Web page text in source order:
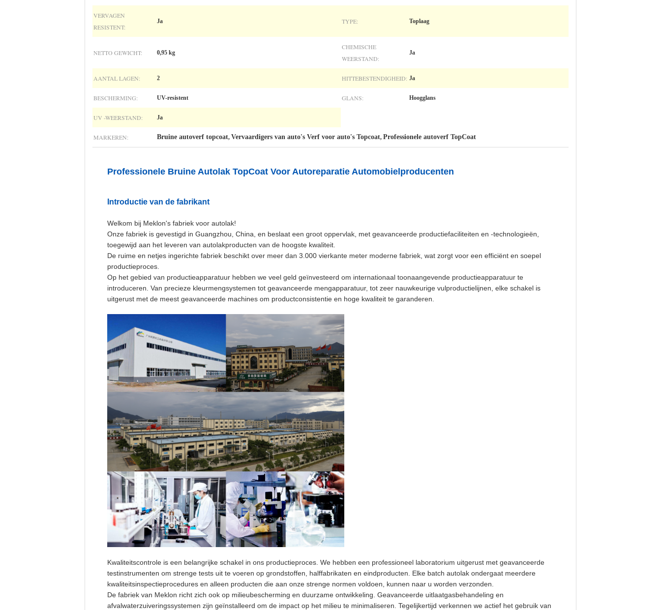
VERVAGEN
RESISTENT:
Ja TYPE: Toplaag
NETTO GEWICHT: 0,95 kg
CHEMISCHE
WEERSTAND:
Ja
AANTAL LAGEN: 2 HITTEBESTENDIGHEID: Ja
BESCHERMING: UV-resistent GLANS: Hoogglans
UV -WEERSTAND: Ja
MARKEREN: Bruine autoverf topcoat, Vervaardigers van auto's Verf voor auto's Topcoat, Professionele autoverf TopCoat
Professionele Bruine Autolak TopCoat Voor Autoreparatie Automobielproducenten
Introductie van de fabrikant
Welkom bij Meklon's fabriek voor autolak!
Onze fabriek is gevestigd in Guangzhou, China, en beslaat een groot oppervlak, met geavanceerde productiefaciliteiten en -technologieën,
toegewijd aan het leveren van autolakproducten van de hoogste kwaliteit.
De ruime en netjes ingerichte fabriek beschikt over meer dan 3.000 vierkante meter moderne fabriek, wat zorgt voor een efficiënt en soepel
productieproces.
Op het gebied van productieapparatuur hebben we veel geld geïnvesteerd om internationaal toonaangevende productieapparatuur te
introduceren. Van precieze kleurmengsystemen tot geavanceerde mengapparatuur, tot zeer nauwkeurige vulproductielijnen, elke schakel is
uitgerust met de meest geavanceerde machines om productconsistentie en hoge kwaliteit te garanderen.
Kwaliteitscontrole is een belangrijke schakel in ons productieproces. We hebben een professioneel laboratorium uitgerust met geavanceerde
testinstrumenten om strenge tests uit te voeren op grondstoffen, halffabrikaten en eindproducten. Elke batch autolak ondergaat meerdere
kwaliteitsinspectieprocedures en alleen producten die aan onze strenge normen voldoen, kunnen naar u worden verzonden.
De fabriek van Meklon richt zich ook op milieubescherming en duurzame ontwikkeling. Geavanceerde uitlaatgasbehandeling en
afvalwaterzuiveringssystemen zijn geïnstalleerd om de impact op het milieu te minimaliseren. Tegelijkertijd verkennen we actief het gebruik van